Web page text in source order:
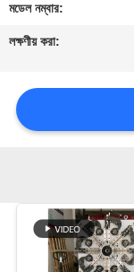
খবর
উদ্ধৃতির
জন্য
সাইট
ম্যাপ
মডেল নম্বার:
লক্ষণীয় করা: